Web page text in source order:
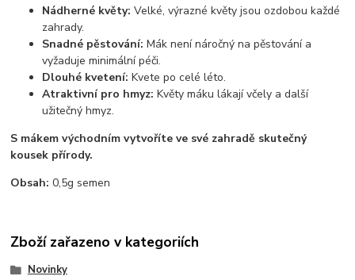
Nádherné květy: Velké, výrazné květy jsou ozdobou každé
zahrady.
Snadné pěstování: Mák není náročný na pěstování a
vyžaduje minimální péči.
Dlouhé kvetení: Kvete po celé léto.
Atraktivní pro hmyz: Květy máku lákají včely a další
užitečný hmyz.
S mákem východním vytvoříte ve své zahradě skutečný
kousek přírody.
Obsah: 0,5g semen
Zboží zařazeno v kategoriích
Novinky